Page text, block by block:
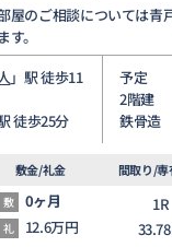
屋のご相談については青
。
」駅 徒歩11
徒歩25分
予定
2階建
鉄骨造
敷金/礼金 間取り/専
敷 0ヶ月
礼 12.6万円
1R